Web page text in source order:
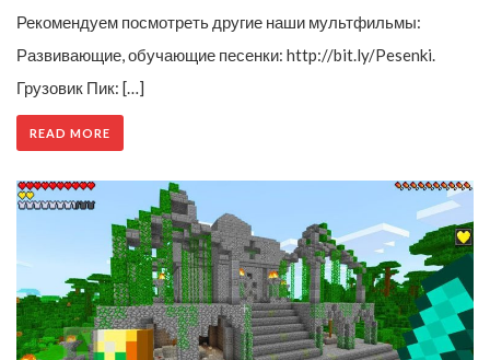
Рекомендуем посмотреть другие наши мультфильмы:
Развивающие, обучающие песенки: http://bit.ly/Pesenki.
Грузовик Пик: […]
READ MORE